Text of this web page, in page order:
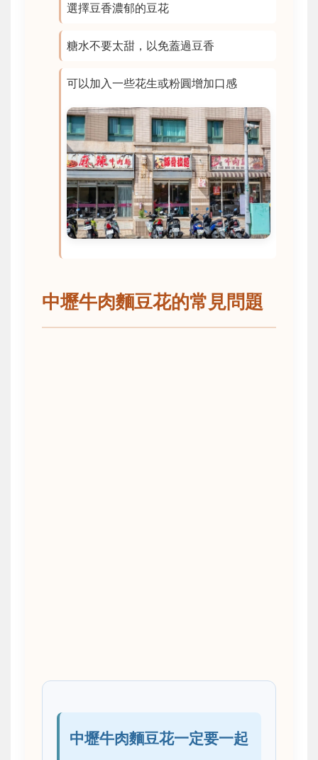
選擇豆香濃郁的豆花
糖水不要太甜，以免蓋過豆香
可以加入一些花生或粉圓增加口感
中壢牛肉麵豆花的常見問題
中壢牛肉麵豆花一定要一起